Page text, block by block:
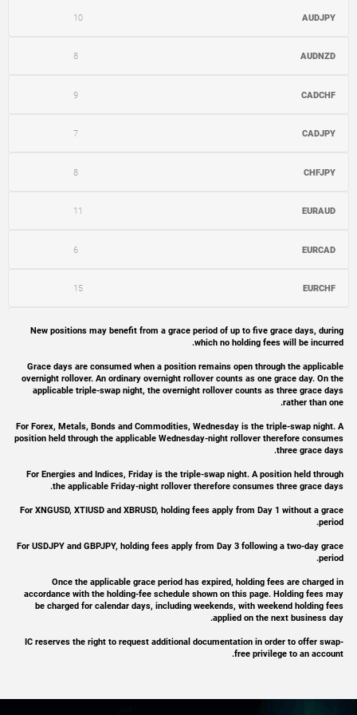
AUDJPY
10
AUDNZD
8
CADCHF
9
CADJPY
7
CHFJPY
8
EURAUD
11
EURCAD
6
EURCHF
15
EURGBP
12
EURJPY
8
EURNZD
GBPAUD
14
GBPCAD
14
GBPCHF
GBPJPY
GBPNZD
15
NZDCAD
5
New positions may benefit from a grace period of up to five grace days, during
which no holding fees will be incurred.
Grace days are consumed when a position remains open through the applicable
overnight rollover. An ordinary overnight rollover counts as one grace day. On the
applicable triple-swap night, the overnight rollover counts as three grace days
rather than one.
For Forex, Metals, Bonds and Commodities, Wednesday is the triple-swap night. A
position held through the applicable Wednesday-night rollover therefore consumes
three grace days.
For Energies and Indices, Friday is the triple-swap night. A position held through
the applicable Friday-night rollover therefore consumes three grace days.
For XNGUSD, XTIUSD and XBRUSD, holding fees apply from Day 1 without a grace
period.
For USDJPY and GBPJPY, holding fees apply from Day 3 following a two-day grace
period.
Once the applicable grace period has expired, holding fees are charged in
accordance with the holding-fee schedule shown on this page. Holding fees may
be charged for calendar days, including weekends, with weekend holding fees
applied on the next business day.
IC reserves the right to request additional documentation in order to offer swap-
free privilege to an account.